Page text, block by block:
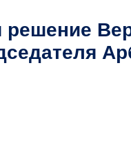
решение